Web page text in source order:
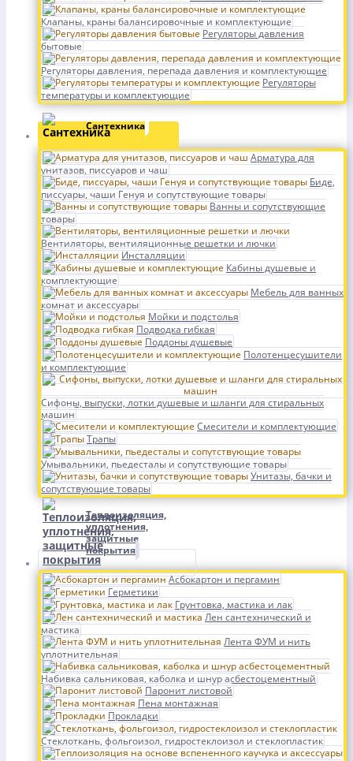
Клапаны, краны балансировочные и комплектующие
Регуляторы давления
бытовые
Регуляторы давления, перепада давления и комплектующие
Регуляторы
температуры и комплектующие
Сантехника
Арматура для
унитазов, писсуаров и чаш
Биде,
писсуары, чаши Генуя и сопутствующие товары
Ванны и сопутствующие
товары
Вентиляторы, вентиляционные решетки и лючки
Инсталляции
Кабины душевые и
комплектующие
Мебель для ванных
комнат и аксессуары
Мойки и подстолья
Подводка гибкая
Поддоны душевые
Полотенцесушители
и комплектующие
Сифоны, выпуски, лотки душевые и шланги для стиральных
машин
Смесители и комплектующие
Трапы
Умывальники, пьедесталы и сопутствующие товары
Унитазы, бачки и
сопутствующие товары
Теплоизоляция,
уплотнения,
защитные
покрытия
Асбокартон и пергамин
Герметики
Грунтовка, мастика и лак
Лен сантехнический и
мастика
Лента ФУМ и нить
уплотнительная
Набивка сальниковая, каболка и шнур асбестоцементный
Паронит листовой
Пена монтажная
Прокладки
Стеклоткань, фольгоизол, гидростеклоизол и стеклопластик